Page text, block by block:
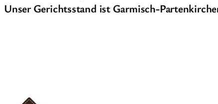
Unser Gerichtsstand ist Garmisch-